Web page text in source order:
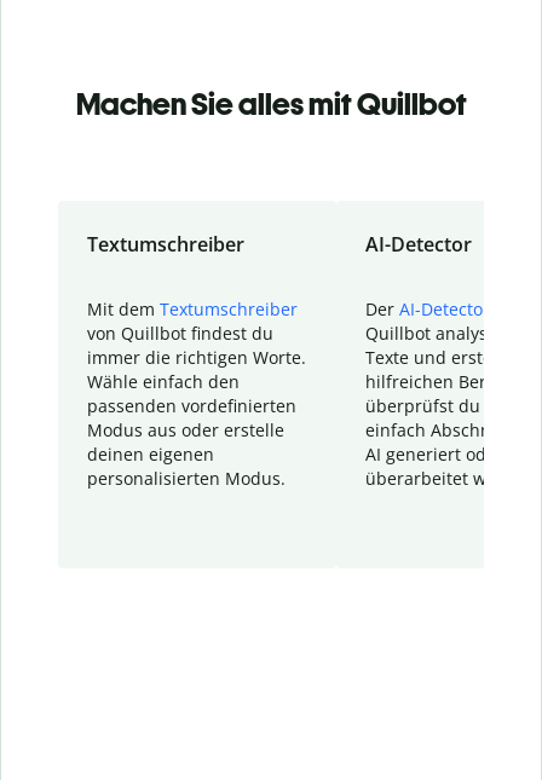
Machen Sie alles mit Quillbot
Textumschreiber
Mit dem Textumschreiber
von Quillbot findest du
immer die richtigen Worte.
Wähle einfach den
passenden vordefinierten
Modus aus oder erstelle
deinen eigenen
personalisierten Modus.
AI-Detector
Der AI-Detector
Quillbot analysiert
Texte und erstellt
hilfreichen Bericht.
überprüfst du
einfach Abschnitte,
AI generiert oder
überarbeitet wurden.